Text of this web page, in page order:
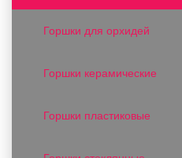
Горшки для орхидей
Горшки керамические
Горшки пластиковые